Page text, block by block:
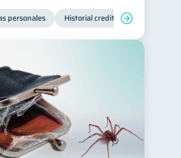
personales Historial crediticio